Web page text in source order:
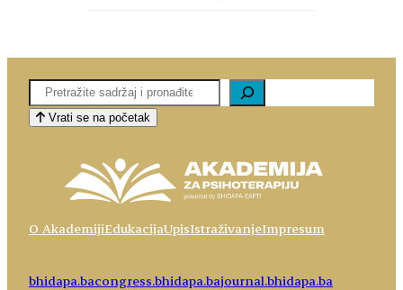
Pretaga
Vrati se na početak
O AkademijiEdukacijaUpisIstraživanjeImpresum
bhidapa.bacongress.bhidapa.bajournal.bhidapa.ba